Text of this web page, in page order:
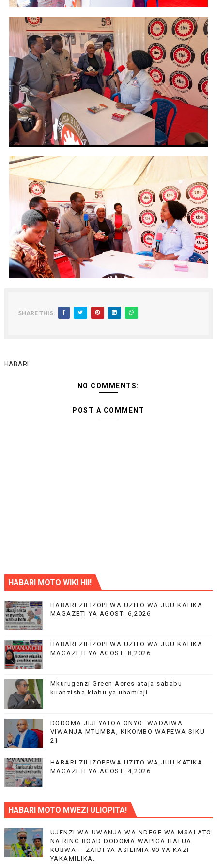
SHARE THIS:
HABARI
NO COMMENTS:
POST A COMMENT
HABARI MOTO WIKI HII!
HABARI ZILIZOPEWA UZITO WA JUU KATIKA
MAGAZETI YA AGOSTI 6,2026
HABARI ZILIZOPEWA UZITO WA JUU KATIKA
MAGAZETI YA AGOSTI 8,2026
Mkurugenzi Green Acres ataja sababu
kuanzisha klabu ya uhamiaji
DODOMA JIJI YATOA ONYO: WADAIWA
VIWANJA MTUMBA, KIKOMBO WAPEWA SIKU
21
HABARI ZILIZOPEWA UZITO WA JUU KATIKA
MAGAZETI YA AGOSTI 4,2026
HABARI MOTO MWEZI ULIOPITA!
UJENZI WA UWANJA WA NDEGE WA MSALATO
NA RING ROAD DODOMA WAPIGA HATUA
KUBWA – ZAIDI YA ASILIMIA 90 YA KAZI
YAKAMILIKA.